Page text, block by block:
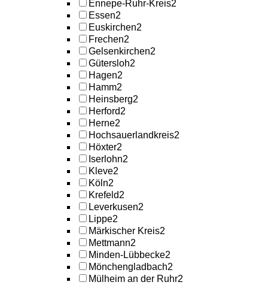
Ennepe-Ruhr-Kreis2
Essen2
Euskirchen2
Frechen2
Gelsenkirchen2
Gütersloh2
Hagen2
Hamm2
Heinsberg2
Herford2
Herne2
Hochsauerlandkreis2
Höxter2
Iserlohn2
Kleve2
Köln2
Krefeld2
Leverkusen2
Lippe2
Märkischer Kreis2
Mettmann2
Minden-Lübbecke2
Mönchengladbach2
Mülheim an der Ruhr2